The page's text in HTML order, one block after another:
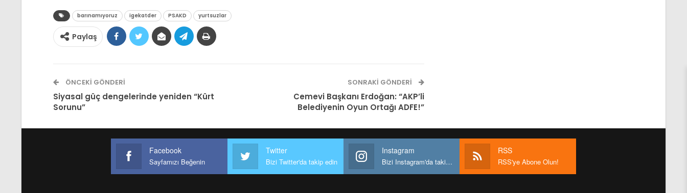
barınamıyoruz igekatder PSAKD yurtsuzlar
Paylaş
ÖNCEKI GÖNDERI
Siyasal güç dengelerinde yeniden “Kürt
Sorunu”
SONRAKI GÖNDERI
Cemevi Başkanı Erdoğan: “AKP’li
Belediyenin Oyun Ortağı ADFE!”
Facebook
Sayfamızı Beğenin
Twitter
Bizi Twitter'da takip edin
Instagram
Bizi Instagram'da takip edin
RSS
RSS'ye Abone Olun!